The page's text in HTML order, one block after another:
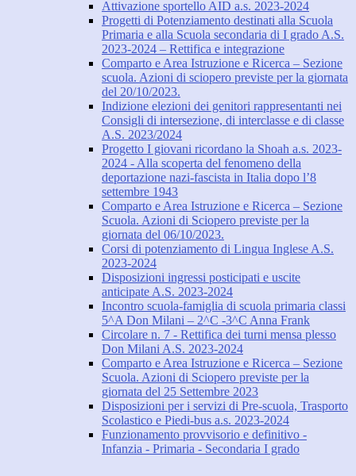
Attivazione sportello AID a.s. 2023-2024
Progetti di Potenziamento destinati alla Scuola
Primaria e alla Scuola secondaria di I grado A.S.
2023-2024 – Rettifica e integrazione
Comparto e Area Istruzione e Ricerca – Sezione
scuola. Azioni di sciopero previste per la giornata
del 20/10/2023.
Indizione elezioni dei genitori rappresentanti nei
Consigli di intersezione, di interclasse e di classe
A.S. 2023/2024
Progetto I giovani ricordano la Shoah a.s. 2023-
2024 - Alla scoperta del fenomeno della
deportazione nazi-fascista in Italia dopo l’8
settembre 1943
Comparto e Area Istruzione e Ricerca – Sezione
Scuola. Azioni di Sciopero previste per la
giornata del 06/10/2023.
Corsi di potenziamento di Lingua Inglese A.S.
2023-2024
Disposizioni ingressi posticipati e uscite
anticipate A.S. 2023-2024
Incontro scuola-famiglia di scuola primaria classi
5^A Don Milani – 2^C -3^C Anna Frank
Circolare n. 7 - Rettifica dei turni mensa plesso
Don Milani A.S. 2023-2024
Comparto e Area Istruzione e Ricerca – Sezione
Scuola. Azioni di Sciopero previste per la
giornata del 25 Settembre 2023
Disposizioni per i servizi di Pre-scuola, Trasporto
Scolastico e Piedi-bus a.s. 2023-2024
Funzionamento provvisorio e definitivo -
Infanzia - Primaria - Secondaria I grado